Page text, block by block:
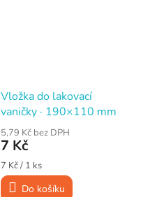
Vložka do lakovací
vaničky · 190×110 mm
5,79 Kč bez DPH
7 Kč
Měrná
cena:
7 Kč / 1 ks
Do košíku